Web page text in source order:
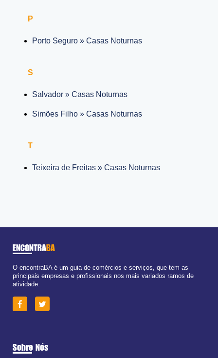
P
Porto Seguro » Casas Noturnas
S
Salvador » Casas Noturnas
Simões Filho » Casas Noturnas
T
Teixeira de Freitas » Casas Noturnas
ENCONTRABA
O encontraBA é um guia de comércios e serviços, que tem as
principais empresas e profissionais nos mais variados ramos de
atividade.
Sobre Nós